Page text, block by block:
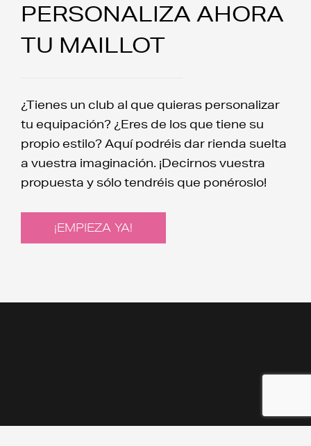
PERSONALIZA AHORA
TU MAILLOT
¿Tienes un club al que quieras personalizar
tu equipación? ¿Eres de los que tiene su
propio estilo? Aquí podréis dar rienda suelta
a vuestra imaginación. ¡Decirnos vuestra
propuesta y sólo tendréis que ponéroslo!
¡EMPIEZA YA!